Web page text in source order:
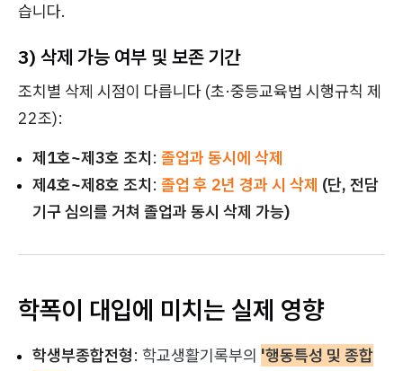
습니다.
3) 삭제 가능 여부 및 보존 기간
조치별 삭제 시점이 다릅니다 (초·중등교육법 시행규칙 제
22조):
제1호~제3호 조치: 졸업과 동시에 삭제
제4호~제8호 조치: 졸업 후 2년 경과 시 삭제 (단, 전담
기구 심의를 거쳐 졸업과 동시 삭제 가능)
학폭이 대입에 미치는 실제 영향
학생부종합전형: 학교생활기록부의 '행동특성 및 종합